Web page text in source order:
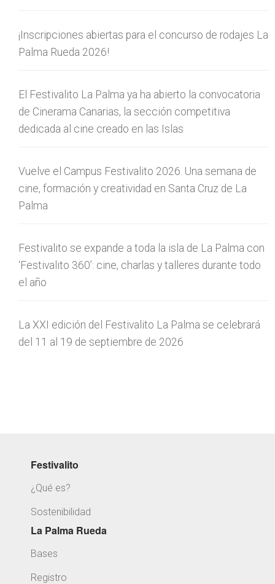
¡Inscripciones abiertas para el concurso de rodajes La
Palma Rueda 2026!
El Festivalito La Palma ya ha abierto la convocatoria
de Cinerama Canarias, la sección competitiva
dedicada al cine creado en las Islas
Vuelve el Campus Festivalito 2026. Una semana de
cine, formación y creatividad en Santa Cruz de La
Palma
Festivalito se expande a toda la isla de La Palma con
‘Festivalito 360’: cine, charlas y talleres durante todo
el año
La XXI edición del Festivalito La Palma se celebrará
del 11 al 19 de septiembre de 2026
Festivalito
¿Qué es?
Sostenibilidad
La Palma Rueda
Bases
Registro